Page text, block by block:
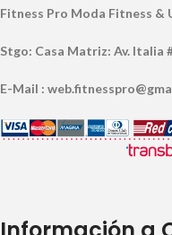
Fitness Pro Moda Fitness &
Stgo: Casa Matriz: Av. Italia
E-Mail :